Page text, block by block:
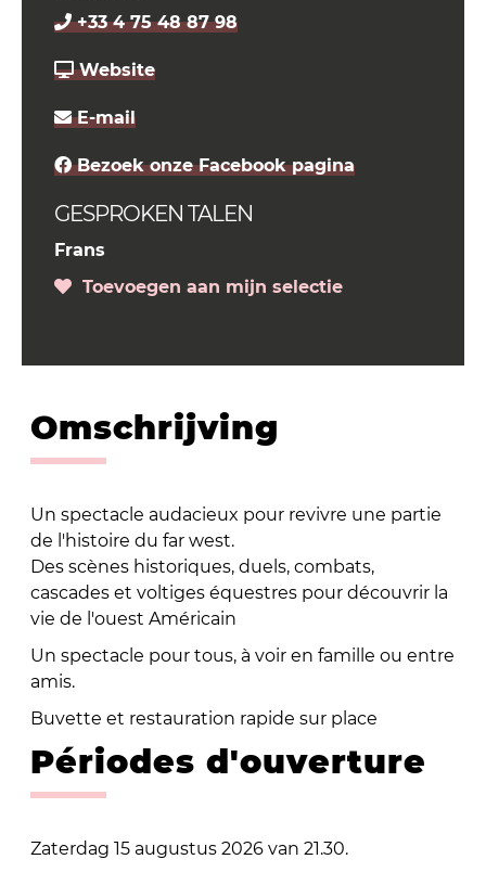
+33 4 75 48 87 98
Website
E-mail
Bezoek onze Facebook pagina
GESPROKEN TALEN
Frans
Toevoegen aan mijn selectie
Omschrijving
Un spectacle audacieux pour revivre une partie
de l'histoire du far west.
Des scènes historiques, duels, combats,
cascades et voltiges équestres pour découvrir la
vie de l'ouest Américain
Un spectacle pour tous, à voir en famille ou entre
amis.
Buvette et restauration rapide sur place
Périodes d'ouverture
Zaterdag 15 augustus 2026 van 21.30.